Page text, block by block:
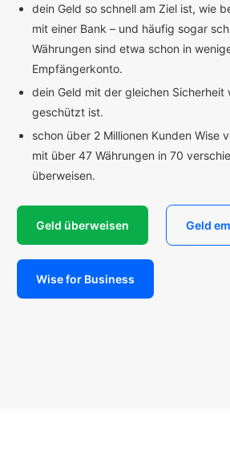
dein Geld so schnell am Ziel ist, wie
mit einer Bank – und häufig sogar
Währungen sind etwa schon in
Empfängerkonto.
dein Geld mit der gleichen Sicherheit
geschützt ist.
schon über 2 Millionen Kunden Wise
mit über 47 Währungen in 70
überweisen.
Geld überweisen Geld
Wise for Business